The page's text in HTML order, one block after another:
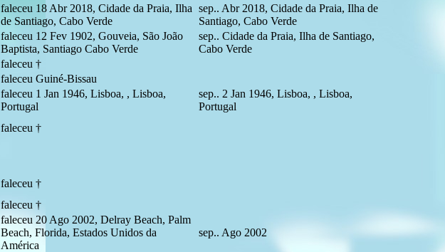
faleceu 18 Abr 2018, Cidade da Praia, Ilha
de Santiago, Cabo Verde
sep.. Abr 2018, Cidade da Praia, Ilha de
Santiago, Cabo Verde
faleceu 12 Fev 1902, Gouveia, São João
Baptista, Santiago Cabo Verde
sep.. Cidade da Praia, Ilha de Santiago,
Cabo Verde
faleceu †
faleceu Guiné-Bissau
faleceu 1 Jan 1946, Lisboa, , Lisboa,
Portugal
sep.. 2 Jan 1946, Lisboa, , Lisboa,
Portugal
faleceu †
faleceu †
faleceu †
faleceu 20 Ago 2002, Delray Beach, Palm
Beach, Florida, Estados Unidos da
América
sep.. Ago 2002